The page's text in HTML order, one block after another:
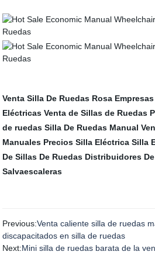
Venta Silla De Ruedas Rosa
Eléctricas Venta de Sillas de Ruedas
de ruedas Silla De Ruedas Manual
Manuales Precios Silla Eléctrica Silla
De Sillas De Ruedas Distribuidores
Salvaescaleras
Previous:Venta caliente silla de ruedas
discapacitados en silla de ruedas
Next:Mini silla de ruedas barata de la